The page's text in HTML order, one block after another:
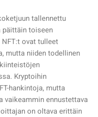
tallennettu
päittäin toiseen
ovat tulleet
mutta niiden todellinen
Kryptoihin
hankintoja, mutta
vaikeammin ennustettava
on oltava erittäin